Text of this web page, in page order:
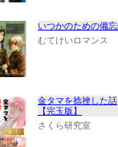
いつかのための備
むてけいロマンス
金タマを捻挫した話
【完玉版】
さくら研究室